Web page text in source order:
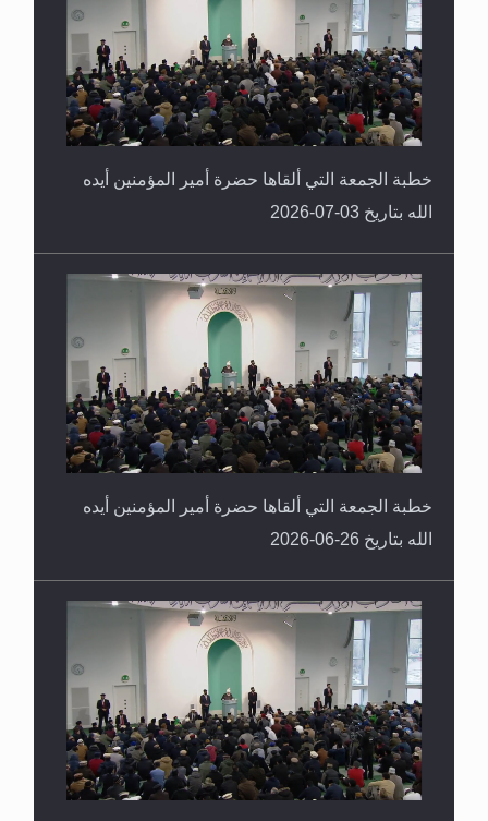
خطبة الجمعة التي ألقاها حضرة أمير المؤمنين أيده
الله بتاريخ 03-07-2026
خطبة الجمعة التي ألقاها حضرة أمير المؤمنين أيده
الله بتاريخ 26-06-2026